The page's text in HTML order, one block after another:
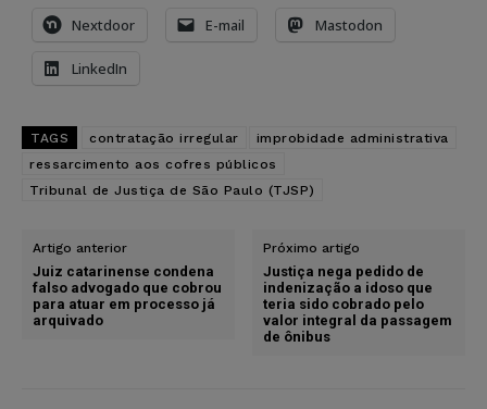
Nextdoor E-mail Mastodon
LinkedIn
TAGS contratação irregular
improbidade administrativa
ressarcimento aos cofres públicos
Tribunal de Justiça de São Paulo (TJSP)
Artigo anterior
Juiz catarinense condena
falso advogado que cobrou
para atuar em processo já
arquivado
Próximo artigo
Justiça nega pedido de
indenização a idoso que
teria sido cobrado pelo
valor integral da passagem
de ônibus